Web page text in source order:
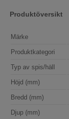
Produktöversikt
Märke
Produktkategori
Typ av spis/häll
Höjd (mm)
Bredd (mm)
Djup (mm)